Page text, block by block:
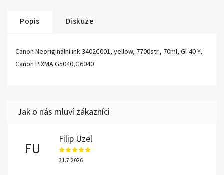
Popis Diskuze
Canon Neoriginální ink 3402C001, yellow, 7700str., 70ml, GI-40 Y,
Canon PIXMA G5040,G6040
FU
Filip Uzel
31.7.2026